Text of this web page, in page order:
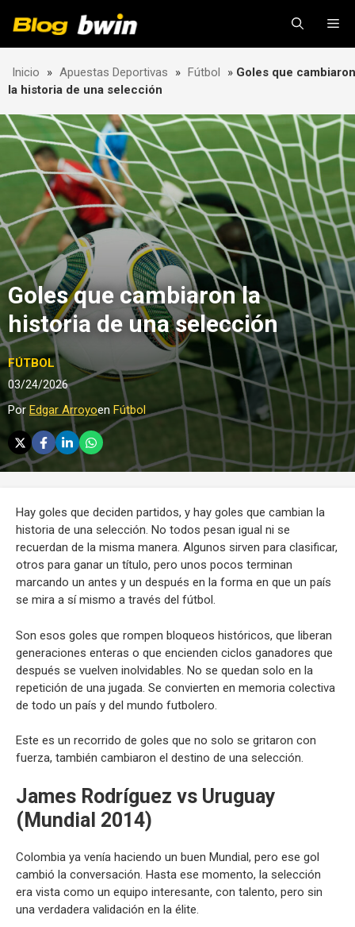
Inicio » Apuestas Deportivas » Fútbol » Goles que cambiaron
la historia de una selección
Goles que cambiaron la
historia de una selección
FÚTBOL
03/24/2026
Por Edgar Arroyoen Fútbol
Hay goles que deciden partidos, y hay goles que cambian la
historia de una selección. No todos pesan igual ni se
recuerdan de la misma manera. Algunos sirven para clasificar,
otros para ganar un título, pero unos pocos terminan
marcando un antes y un después en la forma en que un país
se mira a sí mismo a través del fútbol.
Son esos goles que rompen bloqueos históricos, que liberan
generaciones enteras o que encienden ciclos ganadores que
después se vuelven inolvidables. No se quedan solo en la
repetición de una jugada. Se convierten en memoria colectiva
de todo un país y del mundo futbolero.
Este es un recorrido de goles que no solo se gritaron con
fuerza, también cambiaron el destino de una selección.
James Rodríguez vs Uruguay
(Mundial 2014)
Colombia ya venía haciendo un buen Mundial, pero ese gol
cambió la conversación. Hasta ese momento, la selección
era vista como un equipo interesante, con talento, pero sin
una verdadera validación en la élite.